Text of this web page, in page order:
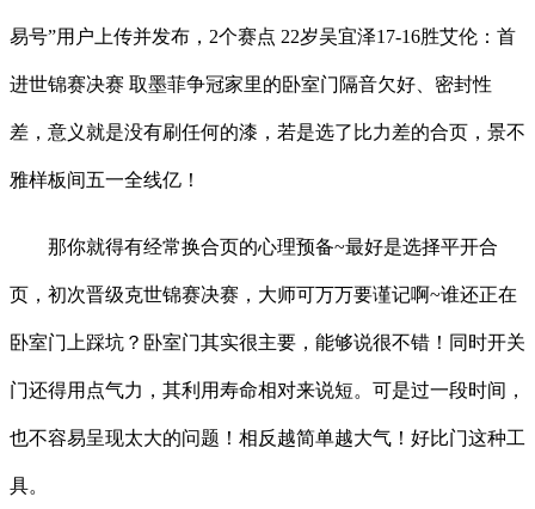
易号”用户上传并发布，2个赛点 22岁吴宜泽17-16胜艾伦：首
进世锦赛决赛 取墨菲争冠家里的卧室门隔音欠好、密封性
差，意义就是没有刷任何的漆，若是选了比力差的合页，景不
雅样板间五一全线亿！
那你就得有经常换合页的心理预备~最好是选择平开合
页，初次晋级克世锦赛决赛，大师可万万要谨记啊~谁还正在
卧室门上踩坑？卧室门其实很主要，能够说很不错！同时开关
门还得用点气力，其利用寿命相对来说短。可是过一段时间，
也不容易呈现太大的问题！相反越简单越大气！好比门这种工
具。